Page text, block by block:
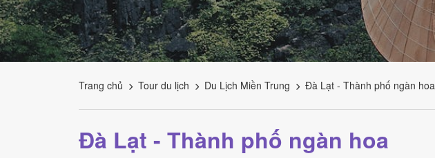
Trang chủ Tour du lịch Du Lịch Miền Trung Đà Lạt - Thành phố ngàn hoa
Đà Lạt - Thành phố ngàn hoa